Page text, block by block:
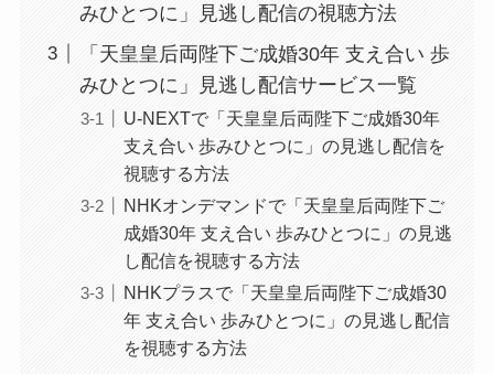
みひとつに」見逃し配信の視聴方法
「天皇皇后両陛下ご成婚30年 支え合い 歩
みひとつに」見逃し配信サービス一覧
U-NEXTで「天皇皇后両陛下ご成婚30年
支え合い 歩みひとつに」の見逃し配信を
視聴する方法
NHKオンデマンドで「天皇皇后両陛下ご
成婚30年 支え合い 歩みひとつに」の見逃
し配信を視聴する方法
NHKプラスで「天皇皇后両陛下ご成婚30
年 支え合い 歩みひとつに」の見逃し配信
を視聴する方法